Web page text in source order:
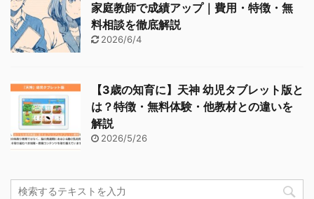
家庭教師で成績アップ｜費用・特徴・無
料相談を徹底解説
2026/6/4
【3歳の知育に】天神 幼児タブレット版と
は？特徴・無料体験・他教材との違いを
解説
2026/5/26